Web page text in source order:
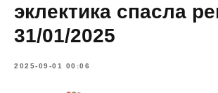
эклектика спасла
31/01/2025
2025-09-01 00:06